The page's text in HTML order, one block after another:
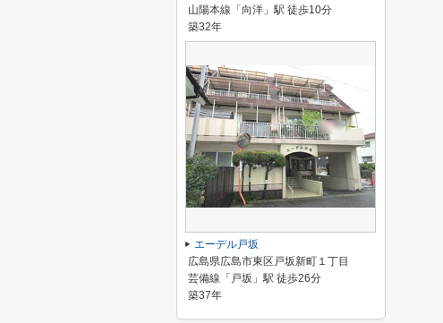
山陽本線「向洋」駅 徒歩10分
築32年
エーデル戸坂
広島県広島市東区戸坂新町１丁目
芸備線「戸坂」駅 徒歩26分
築37年